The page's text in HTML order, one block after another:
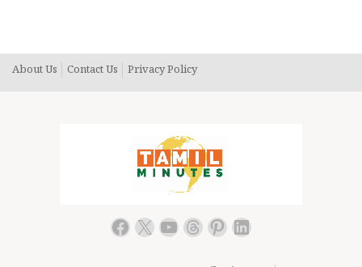
About Us Contact Us Privacy Policy
Facebook
X YouTube
Threads
Pinterest
LinkedIn